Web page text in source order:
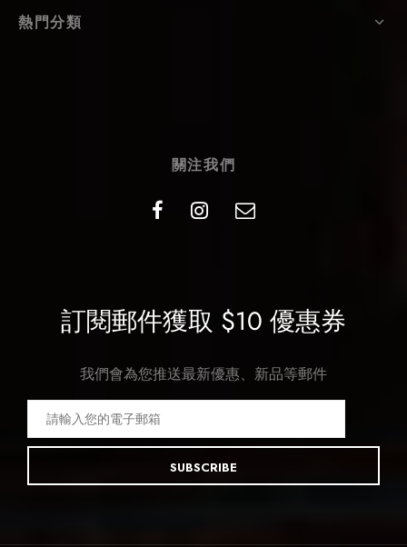
熱門分類
關注我們
訂閱郵件獲取 $10 優惠券
我們會為您推送最新優惠、新品等郵件
SUBSCRIBE